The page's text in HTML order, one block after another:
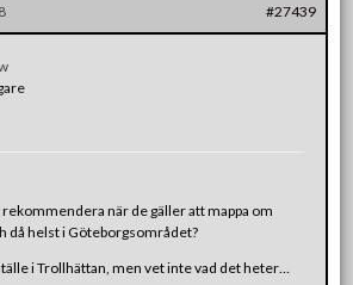
#27439
när de gäller att mappa om
då helst i Göteborgsområdet?
i Trollhättan, men vet inte vad det heter…